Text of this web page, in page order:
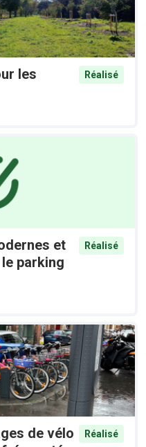
les
Réalisé
et
parking
Réalisé
de vélo
Réalisé